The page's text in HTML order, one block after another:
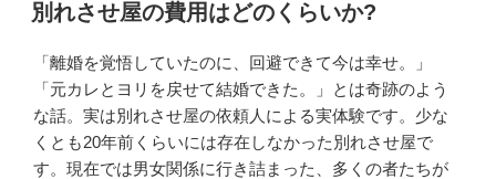
稿
日:
別れさせ屋の費用はどのくらいか?
「離婚を覚悟していたのに、回避できて今は幸せ。」
「元カレとヨリを戻せて結婚できた。」とは奇跡のよう
な話。実は別れさせ屋の依頼人による実体験です。少な
くとも20年前くらいには存在しなかった別れさせ屋で
す。現在では男女関係に行き詰まった、多くの者たちが